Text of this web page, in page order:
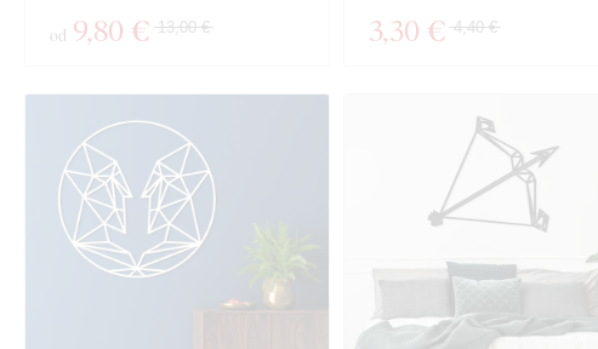
od 9,80 € 13,00 € 3,30 € 4,40 €